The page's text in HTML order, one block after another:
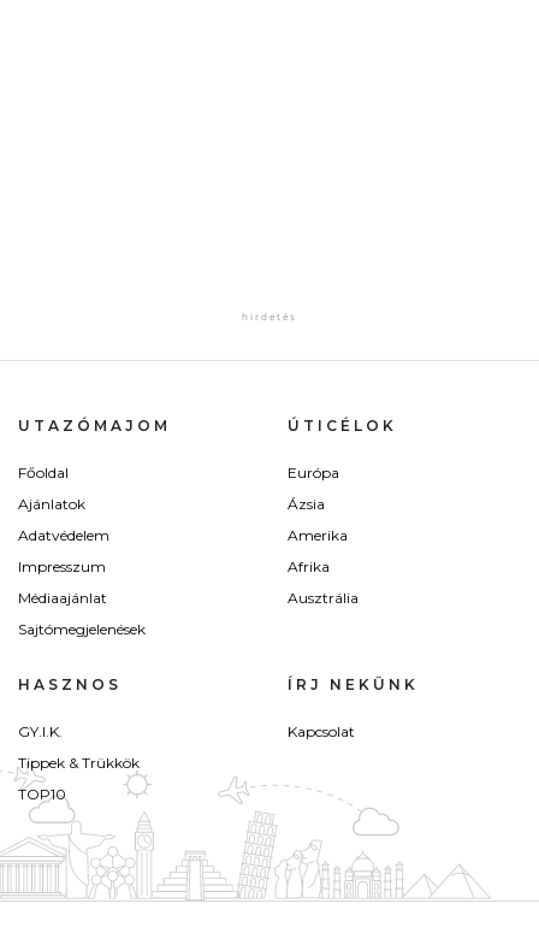
UTAZÓMAJOM
Főoldal
Ajánlatok
Adatvédelem
Impresszum
Médiaajánlat
Sajtómegjelenések
ÚTICÉLOK
Európa
Ázsia
Amerika
Afrika
Ausztrália
HASZNOS
GY.I.K.
Tippek & Trükkök
TOP10
ÍRJ NEKÜNK
Kapcsolat